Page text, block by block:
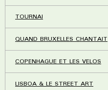
TOURNAI
QUAND BRUXELLES CHANTAIT
COPENHAGUE ET LES VELOS
LISBOA & LE STREET ART